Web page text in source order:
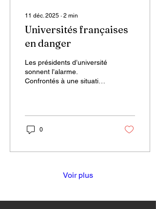
11 déc. 2025 ∙ 2 min
Universités françaises
en danger
Les présidents d’université
sonnent l’alarme.
Confrontés à une situation
en France se trouvent
dans ce qu’ils qualifient d’«
urgence absolue ». Selon
fonctionnement quotidien
l’enseignement et de la
0
Voir plus